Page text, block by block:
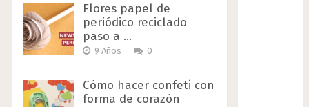
Flores papel de
periódico reciclado
paso a …
9 Años 0
Cómo hacer confeti con
forma de corazón